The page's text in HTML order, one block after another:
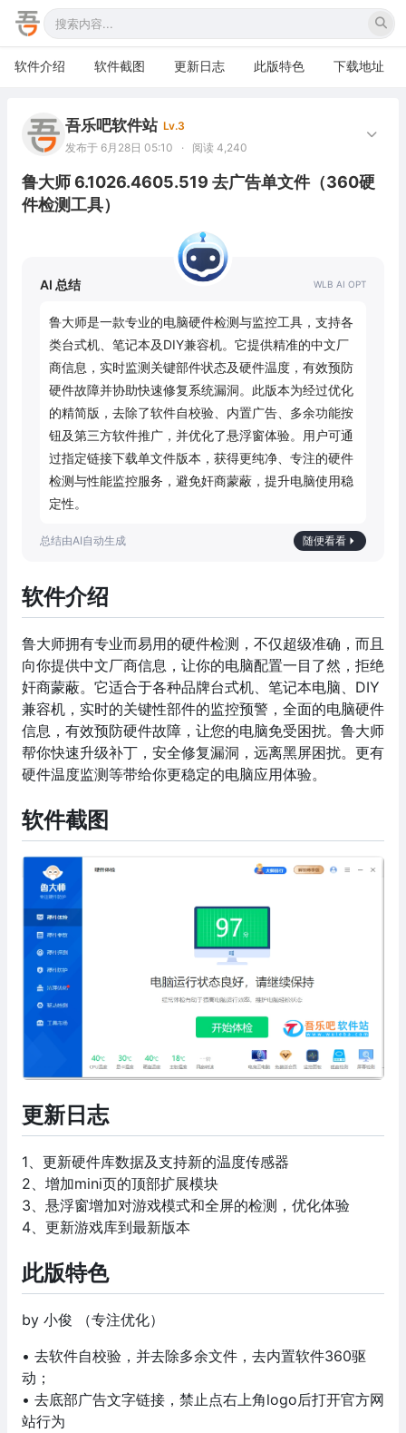
软件介绍 软件截图 更新日志 此版特色 下载地址
吾乐吧软件站 Lv.3
发布于 6月28日 05:10
· 阅读 4,240
鲁大师 6.1026.4605.519 去广告单文件（360硬
件检测工具）
AI 总结
鲁大师是一款专业的电脑硬件检测与监控工具，支持各
类台式机、笔记本及DIY兼容机。它提供精准的中文厂
商信息，实时监测关键部件状态及硬件温度，有效预防
硬件故障并协助快速修复系统漏洞。此版本为经过优化
的精简版，去除了软件自校验、内置广告、多余功能按
钮及第三方软件推广，并优化了悬浮窗体验。用户可通
过指定链接下载单文件版本，获得更纯净、专注的硬件
检测与性能监控服务，避免奸商蒙蔽，提升电脑使用稳
定性。
随便看看
软件介绍
鲁大师拥有专业而易用的硬件检测，不仅超级准确，而且
向你提供中文厂商信息，让你的电脑配置一目了然，拒绝
奸商蒙蔽。它适合于各种品牌台式机、笔记本电脑、DIY
兼容机，实时的关键性部件的监控预警，全面的电脑硬件
信息，有效预防硬件故障，让您的电脑免受困扰。鲁大师
帮你快速升级补丁，安全修复漏洞，远离黑屏困扰。更有
硬件温度监测等带给你更稳定的电脑应用体验。
软件截图
更新日志
1、更新硬件库数据及支持新的温度传感器
2、增加mini页的顶部扩展模块
3、悬浮窗增加对游戏模式和全屏的检测，优化体验
4、更新游戏库到最新版本
此版特色
by 小俊 （专注优化）
• 去软件自校验，并去除多余文件，去内置软件360驱
动；
• 去底部广告文字链接，禁止点右上角logo后打开官方网
站行为